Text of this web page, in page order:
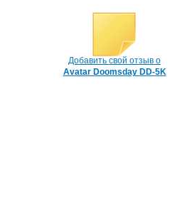
Добавить свой отзыв о
Avatar Doomsday DD-5K